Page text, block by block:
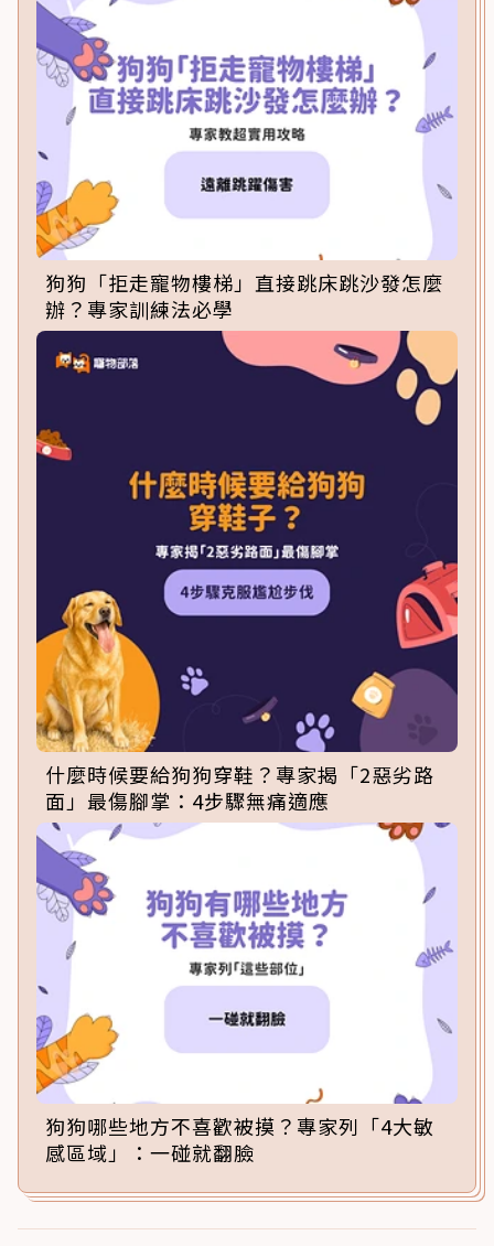
狗狗「拒走寵物樓梯」直接跳床跳沙發怎麼
辦？專家訓練法必學
什麼時候要給狗狗穿鞋？專家揭「2惡劣路
面」最傷腳掌：4步驟無痛適應
狗狗哪些地方不喜歡被摸？專家列「4大敏
感區域」：一碰就翻臉